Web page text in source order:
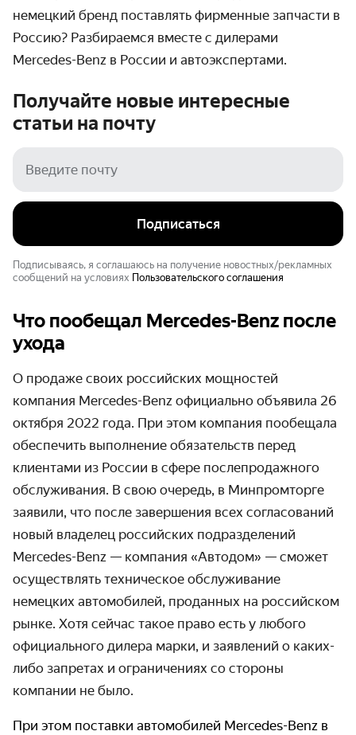
немецкий бренд поставлять фирменные запчасти в
Россию? Разбираемся вместе с дилерами
Mercedes-Benz в России и автоэкспертами.
Получайте новые интересные
статьи на почту
Подписаться
Подписываясь, я соглашаюсь на получение новостных/рекламных
сообщений на условиях Пользовательского соглашения
Что пообещал Mercedes-Benz после
ухода
О продаже своих российских мощностей
компания Mercedes-Benz официально объявила 26
октября 2022 года. При этом компания пообещала
обеспечить выполнение обязательств перед
клиентами из России в сфере послепродажного
обслуживания. В свою очередь, в Минпромторге
заявили, что после завершения всех согласований
новый владелец российских подразделений
Mercedes-Benz — компания «Автодом» — сможет
осуществлять техническое обслуживание
немецких автомобилей, проданных на российском
рынке. Хотя сейчас такое право есть у любого
официального дилера марки, и заявлений о каких-
либо запретах и ограничениях со стороны
компании не было.
При этом поставки автомобилей Mercedes-Benz в